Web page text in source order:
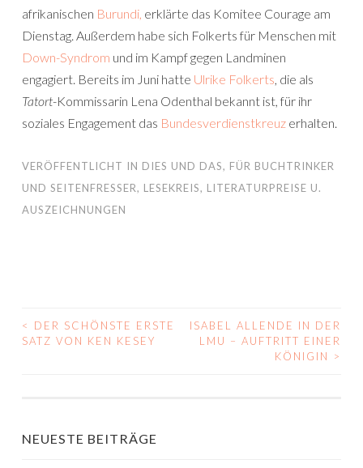
afrikanischen Burundi, erklärte das Komitee Courage am
Dienstag. Außerdem habe sich Folkerts für Menschen mit
Down-Syndrom und im Kampf gegen Landminen
engagiert. Bereits im Juni hatte Ulrike Folkerts, die als
Tatort-Kommissarin Lena Odenthal bekannt ist, für ihr
soziales Engagement das Bundesverdienstkreuz erhalten.
VERÖFFENTLICHT IN DIES UND DAS, FÜR BUCHTRINKER
UND SEITENFRESSER, LESEKREIS, LITERATURPREISE U.
AUSZEICHNUNGEN
BEITRAGS-
<
DER SCHÖNSTE ERSTE
SATZ VON KEN KESEY
ISABEL ALLENDE IN DER
LMU – AUFTRITT EINER
KÖNIGIN
>
NEUESTE BEITRÄGE